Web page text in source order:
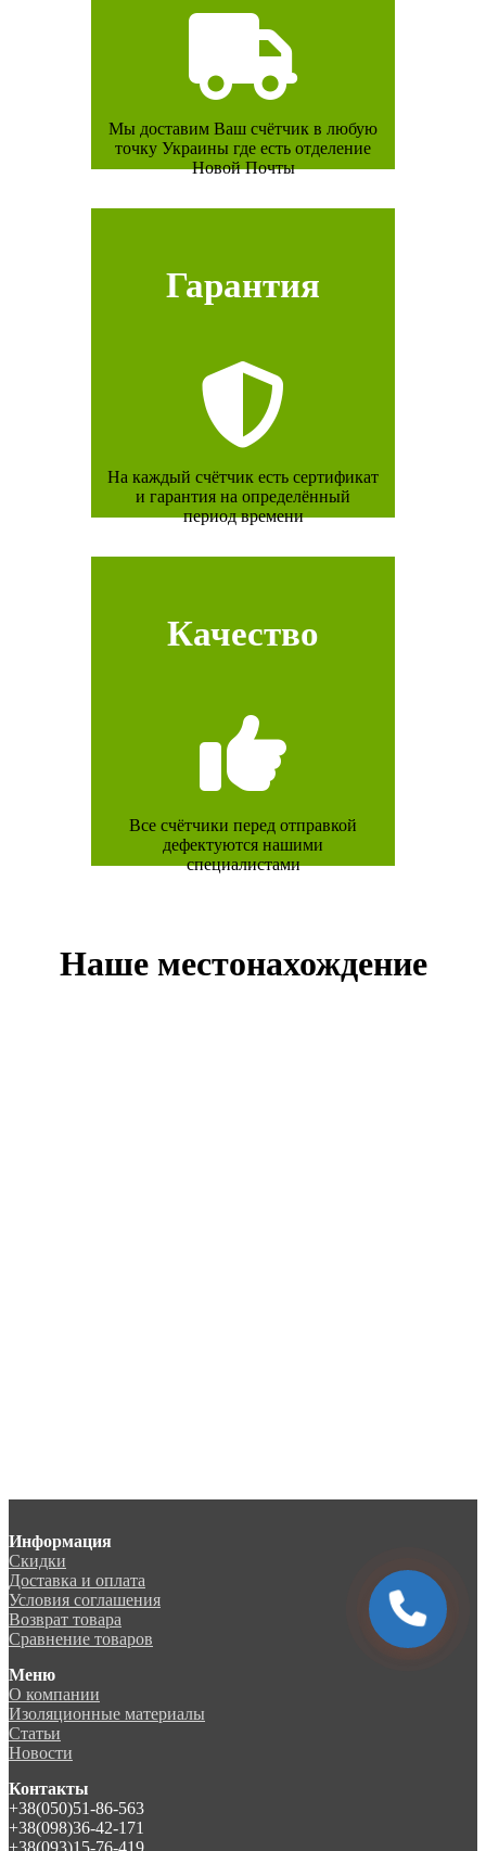
Мы доставим Ваш счётчик в любую
точку Украины где есть отделение
Новой Почты
Гарантия
На каждый счётчик есть сертификат
и гарантия на определённый
период времени
Качество
Все счётчики перед отправкой
дефектуются нашими
специалистами
Наше местонахождение
Информация
Скидки
Доставка и оплата
Условия соглашения
Возврат товара
Сравнение товаров
Меню
О компании
Изоляционные материалы
Статьи
Новости
Контакты
+38(050)51-86-563
+38(098)36-42-171
+38(093)15-76-419